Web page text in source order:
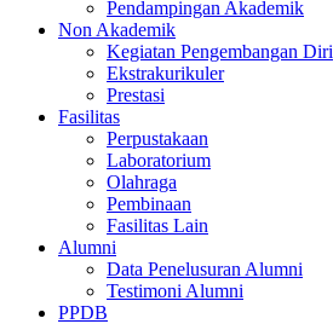
Pendampingan Akademik
Non Akademik
Kegiatan Pengembangan Diri
Ekstrakurikuler
Prestasi
Fasilitas
Perpustakaan
Laboratorium
Olahraga
Pembinaan
Fasilitas Lain
Alumni
Data Penelusuran Alumni
Testimoni Alumni
PPDB